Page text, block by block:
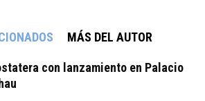
MÁS DEL AUTOR
con lanzamiento en Palacio